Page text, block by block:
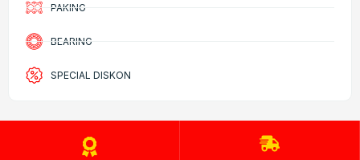
PAKING
BEARING
SPECIAL DISKON